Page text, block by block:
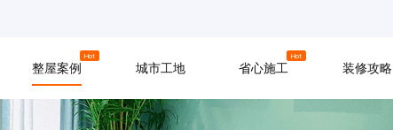
整屋案例
Hot
城市工地 省心施工
Hot
装修攻略